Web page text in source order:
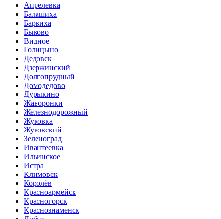
Апрелевка
Балашиха
Барвиха
Быково
Видное
Голицыно
Дедовск
Дзержинский
Долгопрудный
Домодедово
Дурыкино
Жаворонки
Железнодорожный
Жуковка
Жуковский
Зеленоград
Ивантеевка
Ильинское
Истра
Климовск
Королёв
Красноармейск
Красногорск
Краснознаменск